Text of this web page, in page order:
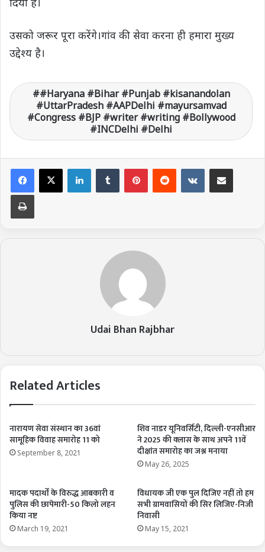
उसको जरूर पूरा करेंगे।गांव की सेवा करना ही हमारा मुख्य
उद्देश्य है।
#Haryana #Bihar #Punjab #kisanandolan
#UttarPradesh #AAPDelhi #mayursamvad
#Congress #BJP #writer #writing #Bollywood
#INCDelhi #Delhi
LinkedIn VKontakte
Udai Bhan Rajbhar
Related Articles
नारायण सेवा संस्थान का 36वां
सामूहिक विवाह समारोह 11 को
September 8, 2021
शिव नाडर यूनिवर्सिटी, दिल्ली-एनसीआर
ने 2025 की क्‍लास के साथ अपने 11वें
दीक्षांत समारोह का जश्न मनाया
May 26, 2025
मादक पदार्थों के विरुद्ध आबकारी व
पुलिस की छापेमारी-50 किलो लहन
किया नष्ट
March 19, 2021
विधायक जी एक पुल दिजिए नहीं तो हम
सभी ग्रामवासियों की सिर लिजिए-निजी
निवासी
May 15, 2021